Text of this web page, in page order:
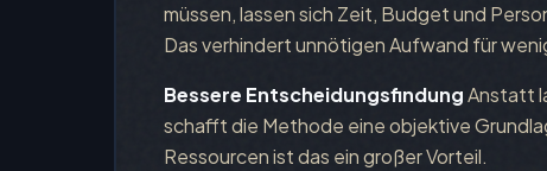
müssen, lassen sich Zeit, Budget und
Das verhindert unnötigen Aufwand für
Bessere EntscheidungsfindungAnstatt
schafft die Methode eine objektive
Ressourcen ist das ein großer Vorteil.